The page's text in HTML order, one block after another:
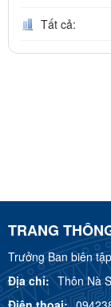
Tất cả:
TRANG
Trưởng Ban biên
Địa chỉ: Thôn Nà